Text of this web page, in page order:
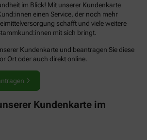
im Blick! Mit unserer Kundenkarte
einen Service, der noch mehr
schafft und viele weitere
mit sich bringt.
Kundenkarte und beantragen Sie diese
Ort oder auch direkt online.
Kundenkarte im